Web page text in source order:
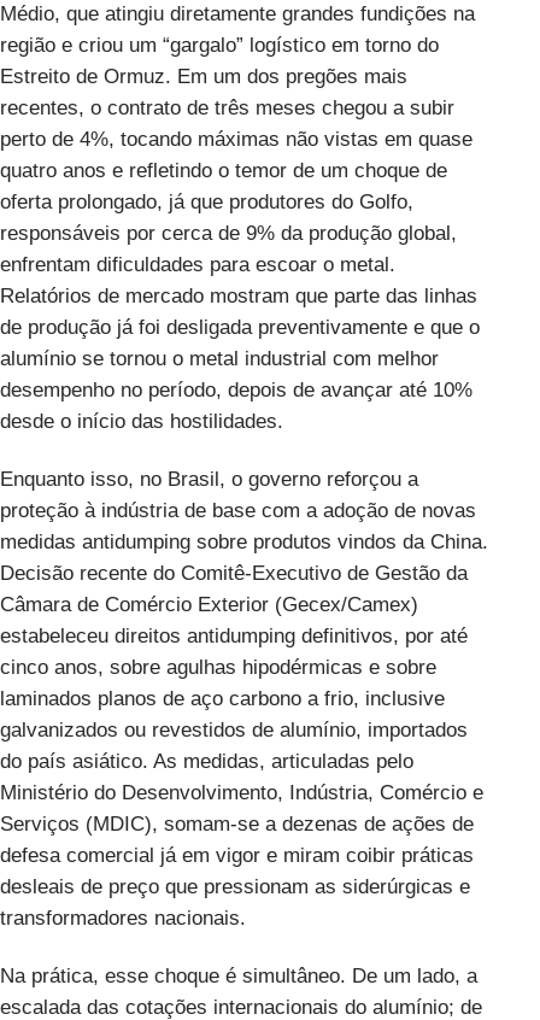
Médio, que atingiu diretamente grandes fundições na
região e criou um “gargalo” logístico em torno do
Estreito de Ormuz. Em um dos pregões mais
recentes, o contrato de três meses chegou a subir
perto de 4%, tocando máximas não vistas em quase
quatro anos e refletindo o temor de um choque de
oferta prolongado, já que produtores do Golfo,
responsáveis por cerca de 9% da produção global,
enfrentam dificuldades para escoar o metal.
Relatórios de mercado mostram que parte das linhas
de produção já foi desligada preventivamente e que o
alumínio se tornou o metal industrial com melhor
desempenho no período, depois de avançar até 10%
desde o início das hostilidades.
Enquanto isso, no Brasil, o governo reforçou a
proteção à indústria de base com a adoção de novas
medidas antidumping sobre produtos vindos da China.
Decisão recente do Comitê-Executivo de Gestão da
Câmara de Comércio Exterior (Gecex/Camex)
estabeleceu direitos antidumping definitivos, por até
cinco anos, sobre agulhas hipodérmicas e sobre
laminados planos de aço carbono a frio, inclusive
galvanizados ou revestidos de alumínio, importados
do país asiático. As medidas, articuladas pelo
Ministério do Desenvolvimento, Indústria, Comércio e
Serviços (MDIC), somam-se a dezenas de ações de
defesa comercial já em vigor e miram coibir práticas
desleais de preço que pressionam as siderúrgicas e
transformadores nacionais.
Na prática, esse choque é simultâneo. De um lado, a
escalada das cotações internacionais do alumínio; de